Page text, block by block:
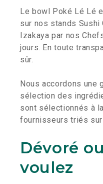
Le bowl Poké Lé Lé
sur nos stands Sushi
Izakaya par nos
jours. En toute
sûr.
Nous accordons une
sélection des
sont sélectionnés à
fournisseurs triés
Dévoré
voulez